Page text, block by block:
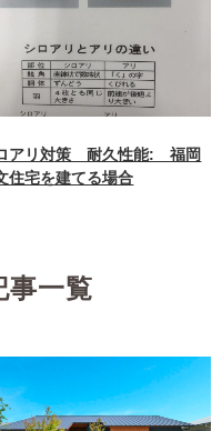
アリ対策 耐久性能: 福岡
住宅を建てる場合
事一覧